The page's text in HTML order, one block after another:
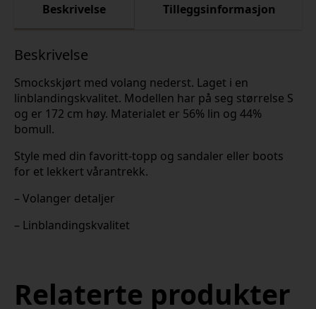
Beskrivelse Tilleggsinformasjon
Beskrivelse
Smockskjørt med volang nederst. Laget i en
linblandingskvalitet. Modellen har på seg størrelse S
og er 172 cm høy. Materialet er 56% lin og 44%
bomull.
Style med din favoritt-topp og sandaler eller boots
for et lekkert vårantrekk.
– Volanger detaljer
– Linblandingskvalitet
Relaterte produkter